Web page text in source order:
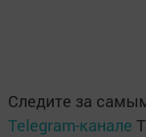
Следите за
Telegram-канале